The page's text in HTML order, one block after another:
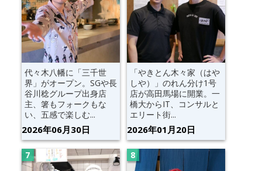
代々木八幡に「三千世
界」がオープン。SGや長
谷川稔グループ出身店
主、箸もフォークもな
い、五感で楽しむ...
2026年06月30日
「やきとん木々家（はや
しや）」のれん分け1号
店が高田馬場に開業。一
橋大からIT、コンサルと
エリート街...
2026年01月20日